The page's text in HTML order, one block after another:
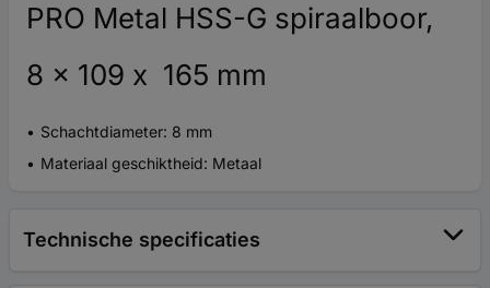
PRO Metal HSS-G spiraalboor,
8 x 109 x 165 mm
Schachtdiameter: 8 mm
Materiaal geschiktheid: Metaal
Technische specificaties